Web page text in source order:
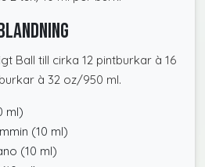
Ball till cirka 12 pintburkar à 16
à 32 oz/950 ml.
ml)
(10 ml)
(10 ml)